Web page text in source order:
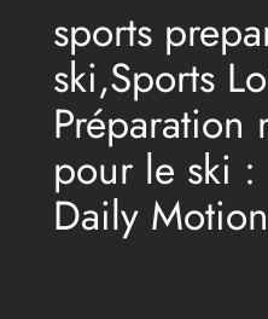
sports
ski,Sports
Préparation
pour le ski :
Daily Motion